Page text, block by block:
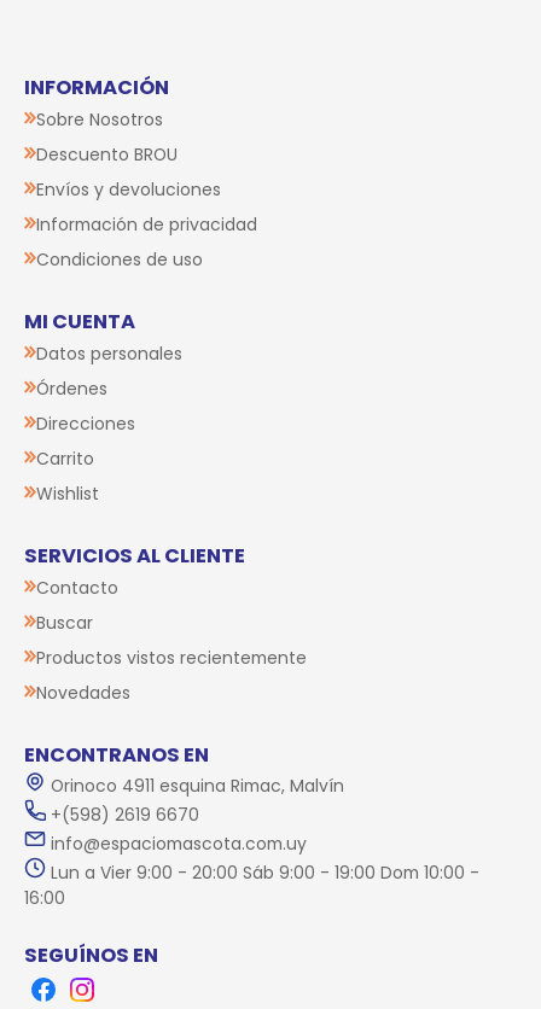
INFORMACIÓN
Sobre Nosotros
Descuento BROU
Envíos y devoluciones
Información de privacidad
Condiciones de uso
MI CUENTA
Datos personales
Órdenes
Direcciones
Carrito
Wishlist
SERVICIOS AL CLIENTE
Contacto
Buscar
Productos vistos recientemente
Novedades
ENCONTRANOS EN
Orinoco 4911 esquina Rimac, Malvín
+(598) 2619 6670
info@espaciomascota.com.uy
Lun a Vier 9:00 - 20:00 Sáb 9:00 - 19:00 Dom 10:00 -
16:00
SEGUÍNOS EN
FacebookInstagram